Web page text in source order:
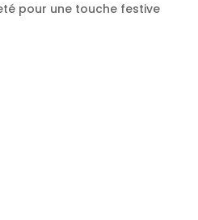
pour une touche festive